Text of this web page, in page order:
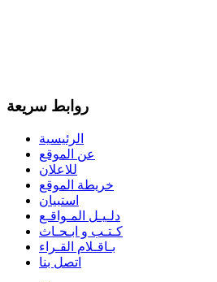
روابط سريعة
الرئيسية
عن الموقع
للاعلان
خريطة الموقع
استبيان
دلـيـل المـواقـع
كـتـب و ابـحـاث
بـاقـلام القـراء
اتصل بنا